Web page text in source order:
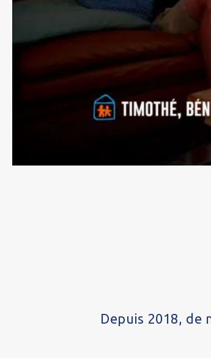
Depuis 2018, de